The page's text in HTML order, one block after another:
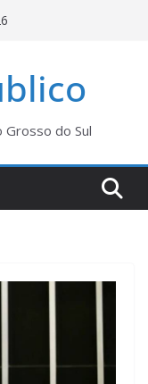
Grosso do Sul